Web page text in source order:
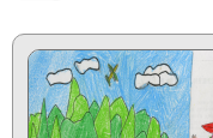
講】
約幸
坊」
字稿
轉知
立蘆
有關